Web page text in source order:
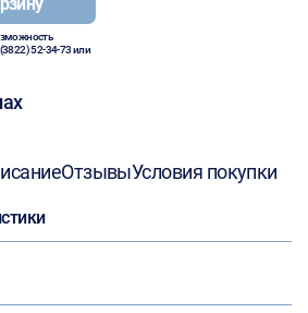
52-34-73или
ОтзывыУсловия покупки